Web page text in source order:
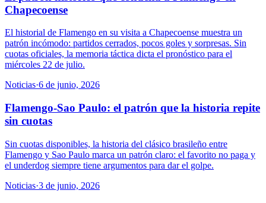
Chapecoense
El historial de Flamengo en su visita a Chapecoense muestra un
patrón incómodo: partidos cerrados, pocos goles y sorpresas. Sin
cuotas oficiales, la memoria táctica dicta el pronóstico para el
miércoles 22 de julio.
Noticias·6 de junio, 2026
Flamengo-Sao Paulo: el patrón que la historia repite
sin cuotas
Sin cuotas disponibles, la historia del clásico brasileño entre
Flamengo y Sao Paulo marca un patrón claro: el favorito no paga y
el underdog siempre tiene argumentos para dar el golpe.
Noticias·3 de junio, 2026